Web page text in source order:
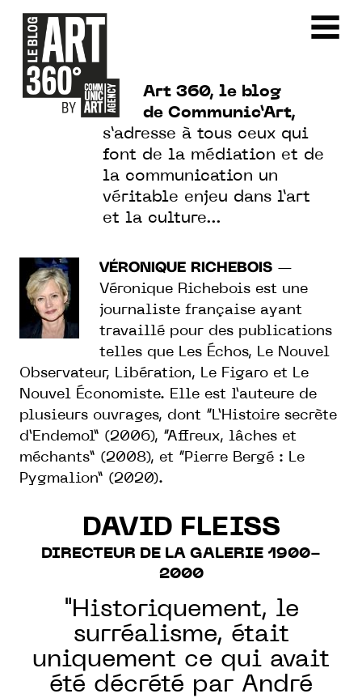
Art 360, le blog
de Communic’Art,
s’adresse à tous ceux qui
font de la médiation et de
la communication un
véritable enjeu dans l’art
et la culture…
VÉRONIQUE RICHEBOIS —
Véronique Richebois est une
journaliste française ayant
travaillé pour des publications
telles que Les Échos, Le Nouvel
Observateur, Libération, Le Figaro et Le
Nouvel Économiste. Elle est l’auteure de
plusieurs ouvrages, dont “L’Histoire secrète
d’Endemol” (2006), “Affreux, lâches et
méchants” (2008), et “Pierre Bergé : Le
Pygmalion” (2020).
DAVID FLEISS
DIRECTEUR DE LA GALERIE 1900-
2000
"Historiquement, le
surréalisme, était
uniquement ce qui avait
été décrété par André